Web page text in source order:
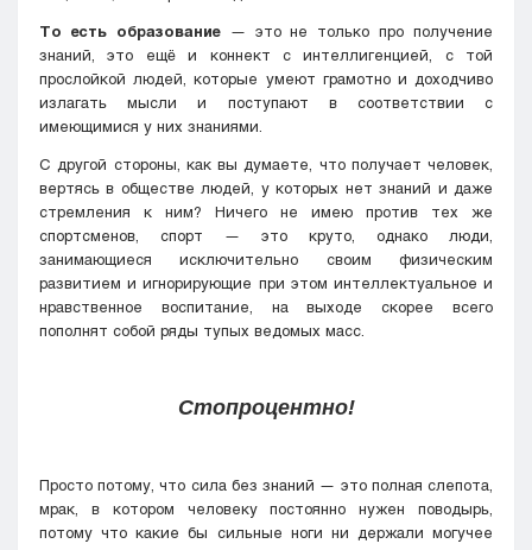
То есть образование— это не только про получение
знаний, это ещё и коннект с интеллигенцией, с той
прослойкой людей, которые умеют грамотно и доходчиво
излагать мысли и поступают в соответствии с
имеющимися у них знаниями.
С другой стороны, как вы думаете, что получает человек,
вертясь в обществе людей, у которых нет знаний и даже
стремления к ним? Ничего не имею против тех же
спортсменов, спорт — это круто, однако люди,
занимающиеся исключительно своим физическим
развитием и игнорирующие при этом интеллектуальное и
нравственное воспитание, на выходе скорее всего
пополнят собой ряды тупых ведомых масс.
Стопроцентно!
Просто потому, что сила без знаний — это полная слепота,
мрак, в котором человеку постоянно нужен поводырь,
потому что какие бы сильные ноги ни держали могучее